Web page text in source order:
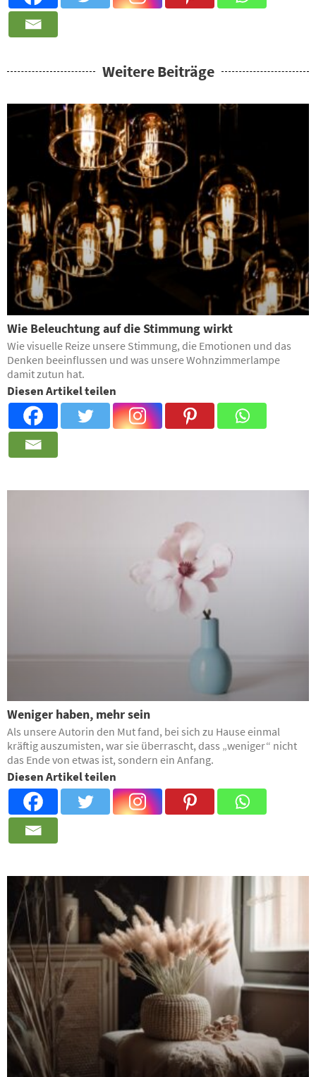
Weitere Beiträge
Wie Beleuchtung auf die Stimmung wirkt
Wie visuelle Reize unsere Stimmung, die Emotionen und das
Denken beeinflussen und was unsere Wohnzimmerlampe
damit zutun hat.
Diesen Artikel teilen
Weniger haben, mehr sein
Als unsere Autorin den Mut fand, bei sich zu Hause einmal
kräftig auszumisten, war sie überrascht, dass „weniger“ nicht
das Ende von etwas ist, sondern ein Anfang.
Diesen Artikel teilen